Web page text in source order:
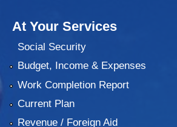
At Your Services
Social Security
Budget, Income & Expenses
Work Completion Report
Current Plan
Revenue / Foreign Aid